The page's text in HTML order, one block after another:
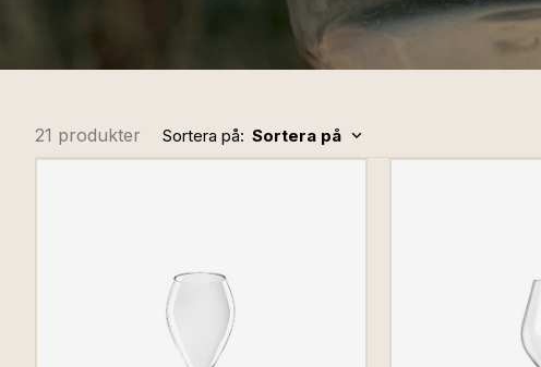
21 produkter Sortera på: Sortera på